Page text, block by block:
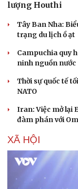
Doanh nghiệp
Doanh nghiệp 24h
Doanh nhân
Vì cộng đồng
lượng Houthi
Tây Ban Nha:
trạng du lịch ồ ạt
Campuchia quy
ninh nguồn nước
Thời sự quốc tế
NATO
Iran: Việc mở lại
đàm phán với
XÃ HỘI